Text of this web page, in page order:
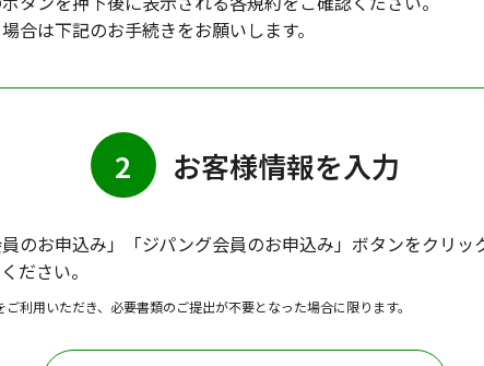
合は下記のお手続きをお願いします。
2 お客様情報を入力
のお申込み」「ジパング会員のお申込み」ボタンをクリッ
ださい。
利用いただき、必要書類のご提出が不要となった場合に限ります。